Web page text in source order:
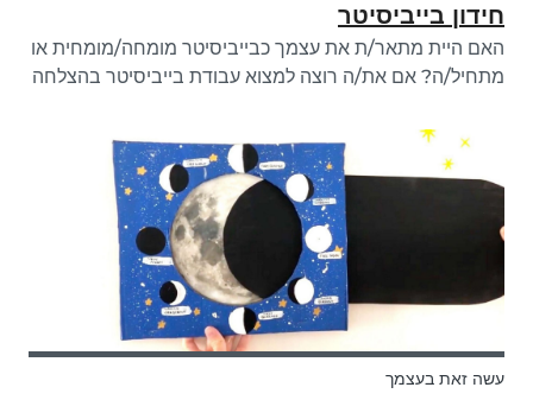
חידון בייביסיטר
האם היית מתאר/ת את עצמך כבייביסיטר מומחה/מומחית או
מתחיל/ה? אם את/ה רוצה למצוא עבודת בייביסיטר בהצלחה
הבייביסיטר השני שלנו כדי להוכיח עד כמה את/ה טוב/ה עם
עשה זאת בעצמך